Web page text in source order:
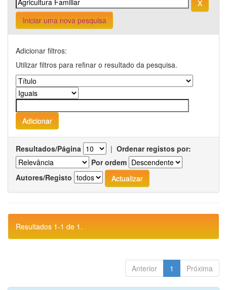
Iniciar uma nova pesquisa
Adicionar filtros:
Utilizar filtros para refinar o resultado da pesquisa.
Resultados/Página | Ordenar registos por:
Por ordem
Autores/Registo
Resultados 1-1 de 1.
Anterior 1 Próxima